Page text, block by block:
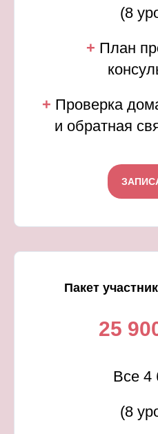
(8
+ План
+ Проверка
и обратная
Пакет
25
Все 4
(8